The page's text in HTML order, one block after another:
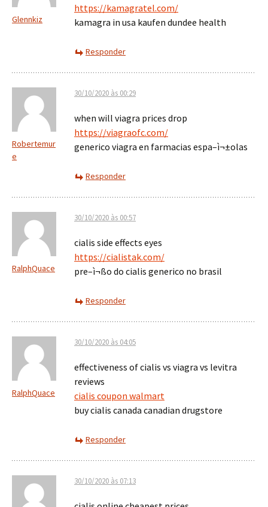
Glennkiz
https://kamagratel.com/
kamagra in usa kaufen dundee health
Responder
Robertemur
e
30/10/2020 às 00:29
when will viagra prices drop
https://viagraofc.com/
generico viagra en farmacias espa–ì¬±olas
Responder
RalphQuace
30/10/2020 às 00:57
cialis side effects eyes
https://cialistak.com/
pre–ì¬ßo do cialis generico no brasil
Responder
RalphQuace
30/10/2020 às 04:05
effectiveness of cialis vs viagra vs levitra
reviews
cialis coupon walmart
buy cialis canada canadian drugstore
Responder
30/10/2020 às 07:13